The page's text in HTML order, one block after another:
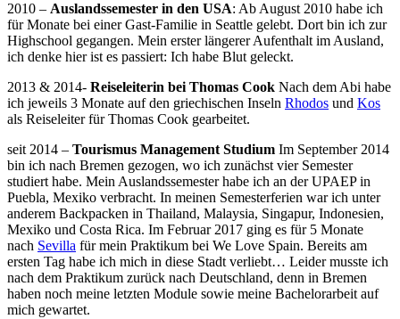
2010 – Auslandssemester in den USA: Ab August 2010 habe ich
für Monate bei einer Gast-Familie in Seattle gelebt. Dort bin ich zur
Highschool gegangen. Mein erster längerer Aufenthalt im Ausland,
ich denke hier ist es passiert: Ich habe Blut geleckt.
2013 & 2014- Reiseleiterin bei Thomas Cook Nach dem Abi habe
ich jeweils 3 Monate auf den griechischen Inseln Rhodos und Kos
als Reiseleiter für Thomas Cook gearbeitet.
seit 2014 – Tourismus Management Studium Im September 2014
bin ich nach Bremen gezogen, wo ich zunächst vier Semester
studiert habe. Mein Auslandssemester habe ich an der UPAEP in
Puebla, Mexiko verbracht. In meinen Semesterferien war ich unter
anderem Backpacken in Thailand, Malaysia, Singapur, Indonesien,
Mexiko und Costa Rica. Im Februar 2017 ging es für 5 Monate
nach Sevilla für mein Praktikum bei We Love Spain. Bereits am
ersten Tag habe ich mich in diese Stadt verliebt… Leider musste ich
nach dem Praktikum zurück nach Deutschland, denn in Bremen
haben noch meine letzten Module sowie meine Bachelorarbeit auf
mich gewartet.